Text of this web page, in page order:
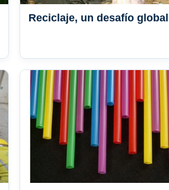
Reciclaje, un desafío global